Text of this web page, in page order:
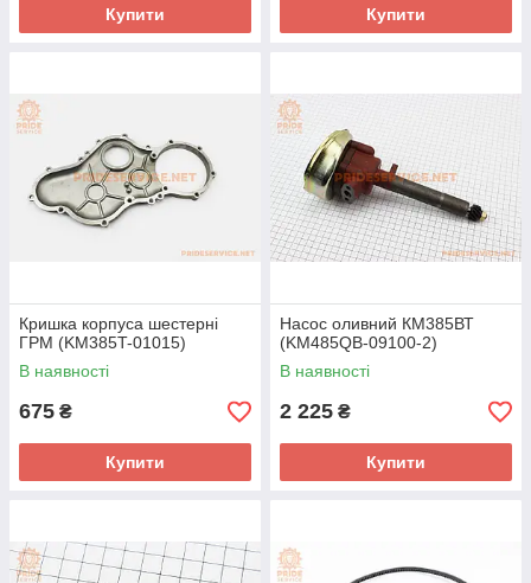
Купити Купити
Кришка корпуса шестерні
ГРМ (KM385T-01015)
В наявності
675 ₴
Купити
Насос оливний КМ385ВТ
(KM485QB-09100-2)
В наявності
2 225 ₴
Купити